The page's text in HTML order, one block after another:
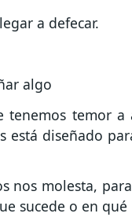
a defecar.
algo
tenemos temor
está diseñado
nos molesta,
sucede o en